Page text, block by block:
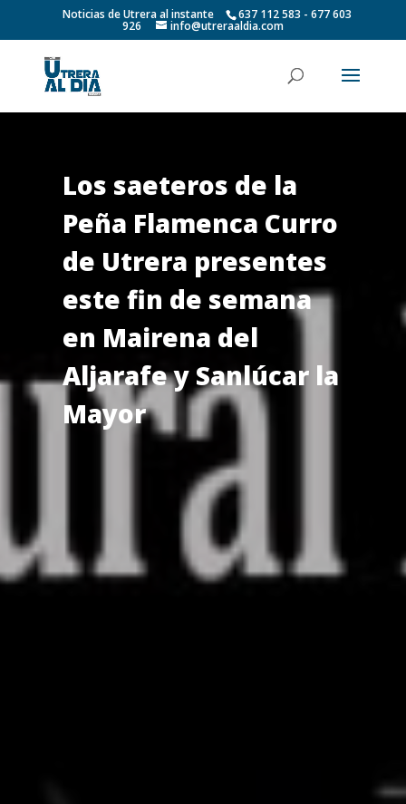
Noticias de Utrera al instante 637 112 583 - 677 603
926 info@utreraaldia.com
Los saeteros de la
Peña Flamenca Curro
de Utrera presentes
este fin de semana
en Mairena del
Aljarafe y Sanlúcar la
Mayor